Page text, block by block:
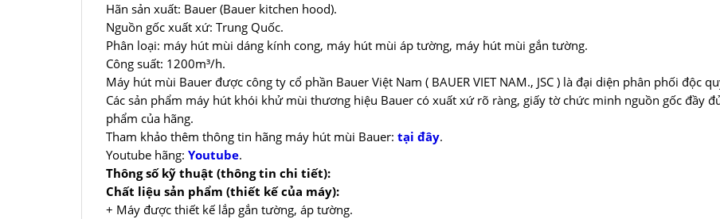
Hãn sản xuất: Bauer (Bauer kitchen hood).
Nguồn gốc xuất xứ: Trung Quốc.
Phân loại: máy hút mùi dáng kính cong, máy hút mùi áp tường, máy hút mùi gắn tường.
Công suất: 1200m³/h.
Máy hút mùi Bauer được công ty cổ phần Bauer Việt Nam ( BAUER VIET NAM., JSC ) là đại diện phân phối độc
Các sản phẩm máy hút khói khử mùi thương hiệu Bauer có xuất xứ rõ ràng, giấy tờ chức minh nguồn gốc đầy
phẩm của hãng.
Tham khảo thêm thông tin hãng máy hút mùi Bauer: tại đây.
Youtube hãng: Youtube.
Thông số kỹ thuật (thông tin chi tiết):
Chất liệu sản phẩm (thiết kế của máy):
+ Máy được thiết kế lắp gắn tường, áp tường.